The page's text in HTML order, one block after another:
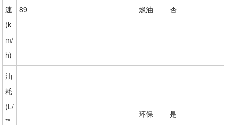
速
(k
m/
h)
89 燃油 否
油
耗
(L/
**
环保 是